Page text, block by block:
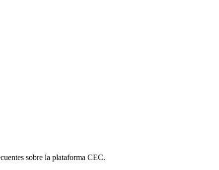
sobre la plataforma CEC.